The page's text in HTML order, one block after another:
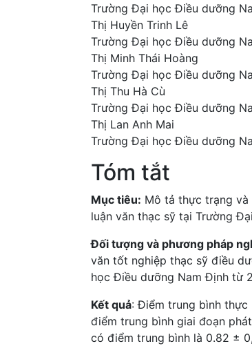
Trường Đại học Điều dưỡng
Thị Huyền Trinh Lê
Trường Đại học Điều dưỡng
Thị Minh Thái Hoàng
Trường Đại học Điều dưỡng
Thị Thu Hà Cù
Trường Đại học Điều dưỡng
Thị Lan Anh Mai
Trường Đại học Điều dưỡng
Tóm tắt
Mục tiêu: Mô tả thực trạng
luận văn thạc sỹ tại Trường
Đối tượng và phương pháp
văn tốt nghiệp thạc sỹ điều
học Điều dưỡng Nam Định từ
Kết quả: Điểm trung bình thực
điểm trung bình giai đoạn
có điểm trung bình là 0.82 ±